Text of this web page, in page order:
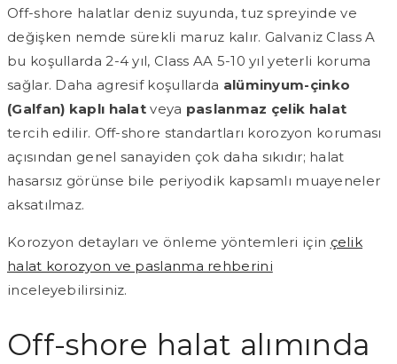
Off-shore halatlar deniz suyunda, tuz spreyinde ve
değişken nemde sürekli maruz kalır. Galvaniz Class A
bu koşullarda 2-4 yıl, Class AA 5-10 yıl yeterli koruma
sağlar. Daha agresif koşullarda alüminyum-çinko
(Galfan) kaplı halat veya paslanmaz çelik halat
tercih edilir. Off-shore standartları korozyon koruması
açısından genel sanayiden çok daha sıkıdır; halat
hasarsız görünse bile periyodik kapsamlı muayeneler
aksatılmaz.
Korozyon detayları ve önleme yöntemleri için çelik
halat korozyon ve paslanma rehberini
inceleyebilirsiniz.
Off-shore halat alımında